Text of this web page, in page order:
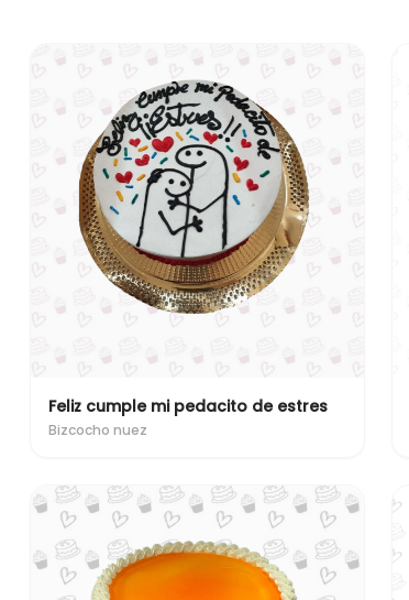
Feliz cumple mi pedacito de estres
Bizcocho nuez